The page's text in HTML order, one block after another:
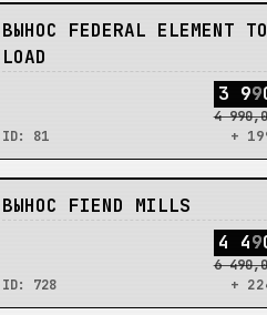
НЕТ
ВЫНОС FEDERAL ELEMENT
LOAD
ID: 81
3 99
4
+
НЕТ
ВЫНОС FIEND MILLS
ID: 728
4 49
6
+